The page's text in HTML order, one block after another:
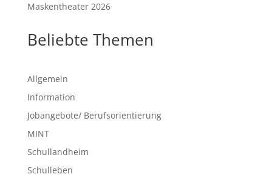
Maskentheater 2026
Beliebte Themen
Allgemein
Information
Jobangebote/ Berufsorientierung
MINT
Schullandheim
Schulleben